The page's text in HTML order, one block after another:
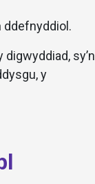
ddefnyddiol.
sy’n
y